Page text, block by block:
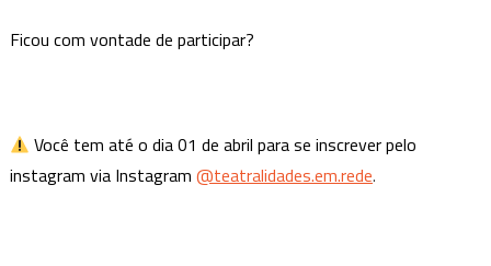
Ficou com vontade de participar?
Você tem até o dia 01 de abril para se inscrever pelo
instagram via Instagram @teatralidades.em.rede.